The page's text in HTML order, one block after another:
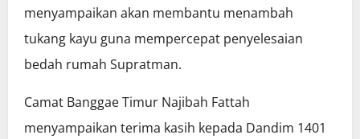
menyampaikan akan membantu menambah
tukang kayu guna mempercepat penyelesaian
bedah rumah Supratman.
Camat Banggae Timur Najibah Fattah
menyampaikan terima kasih kepada Dandim 1401